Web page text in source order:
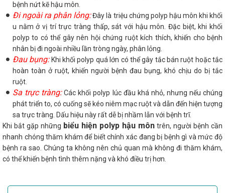
bệnh nứt kẽ hậu môn.
Đi ngoài ra phân lỏng:Đây là triệu chứng polyp hậu môn khi khối
u nằm ở vị trí trực tràng thấp, sát với hậu môn. Đặc biệt, khi khối
polyp to có thể gây nên hội chứng ruột kích thích, khiến cho bệnh
nhân bị đi ngoài nhiều lần tròng ngày, phân lỏng.
Đau bụng:Khi khối polyp quá lớn có thể gây tắc bán ruột hoặc tắc
hoàn toàn ở ruột, khiến người bệnh đau bụng, khó chịu do bị tắc
ruột.
Sa trực tràng:Các khối polyp lúc đầu khá nhỏ, nhưng nếu chúng
phát triển to, có cuống sẽ kéo niêm mạc ruột và dẫn đến hiện tượng
sa trực tràng. Dấu hiệu này rất dễ bị nhầm lẫn với bệnh trĩ.
Khi bắt gặp những biểu hiện polyp hậu môn trên, người bệnh cần
nhanh chóng thăm khám để biết chính xác đang bị bệnh gì và mức độ
bệnh ra sao. Chúng ta không nên chủ quan mà không đi thăm khám,
có thể khiến bệnh tình thêm nặng và khó điều trị hơn.